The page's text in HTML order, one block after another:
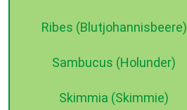
Ribes (Blutjohannisbeere)
Sambucus (Holunder)
Skimmia (Skimmie)